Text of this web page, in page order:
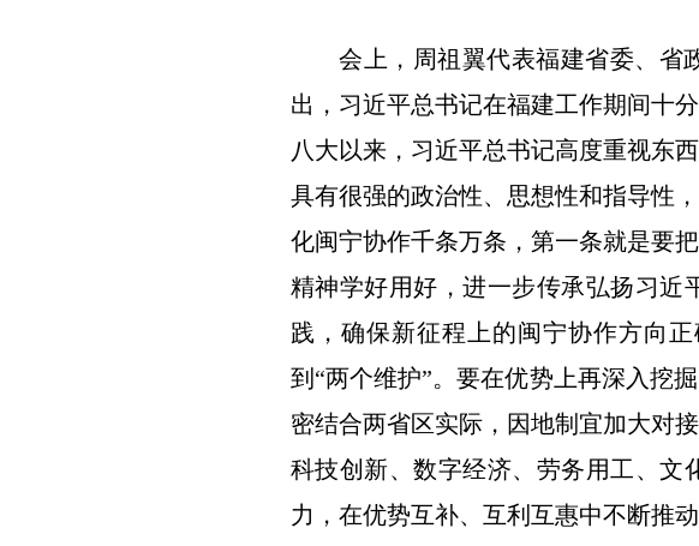
会上，周祖翼代表福建省委、省
出，习近平总书记在福建工作期间十
八大以来，习近平总书记高度重视东
具有很强的政治性、思想性和指导性
化闽宁协作千条万条，第一条就是要
精神学好用好，进一步传承弘扬习近
践，确保新征程上的闽宁协作方向
到“两个维护”。要在优势上再深入挖
密结合两省区实际，因地制宜加大对
科技创新、数字经济、劳务用工、文
力，在优势互补、互利互惠中不断推